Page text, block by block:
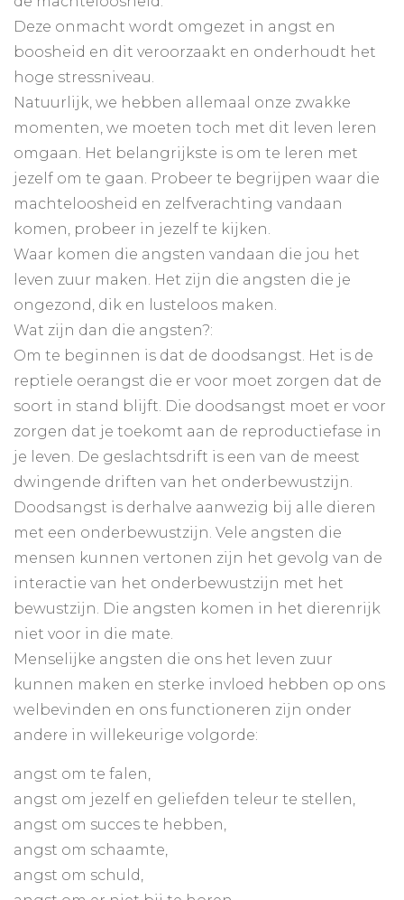
Deze onmacht wordt omgezet in angst en
boosheid en dit veroorzaakt en onderhoudt het
hoge stressniveau.
Natuurlijk, we hebben allemaal onze zwakke
momenten, we moeten toch met dit leven leren
omgaan. Het belangrijkste is om te leren met
jezelf om te gaan. Probeer te begrijpen waar die
machteloosheid en zelfverachting vandaan
komen, probeer in jezelf te kijken.
Waar komen die angsten vandaan die jou het
leven zuur maken. Het zijn die angsten die je
ongezond, dik en lusteloos maken.
Wat zijn dan die angsten?:
Om te beginnen is dat de doodsangst. Het is de
reptiele oerangst die er voor moet zorgen dat de
soort in stand blijft. Die doodsangst moet er voor
zorgen dat je toekomt aan de reproductiefase in
je leven. De geslachtsdrift is een van de meest
dwingende driften van het onderbewustzijn.
Doodsangst is derhalve aanwezig bij alle dieren
met een onderbewustzijn. Vele angsten die
mensen kunnen vertonen zijn het gevolg van de
interactie van het onderbewustzijn met het
bewustzijn. Die angsten komen in het dierenrijk
niet voor in die mate.
Menselijke angsten die ons het leven zuur
kunnen maken en sterke invloed hebben op ons
welbevinden en ons functioneren zijn onder
andere in willekeurige volgorde:
angst om te falen,
angst om jezelf en geliefden teleur te stellen,
angst om succes te hebben,
angst om schaamte,
angst om schuld,